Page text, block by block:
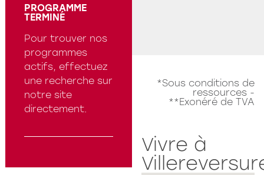
PROGRAMME
TERMINÉ
Pour trouver nos
programmes
actifs, effectuez
une recherche sur
notre site
directement.
*Sous conditions de
ressources -
**Exonéré de TVA
Vivre à